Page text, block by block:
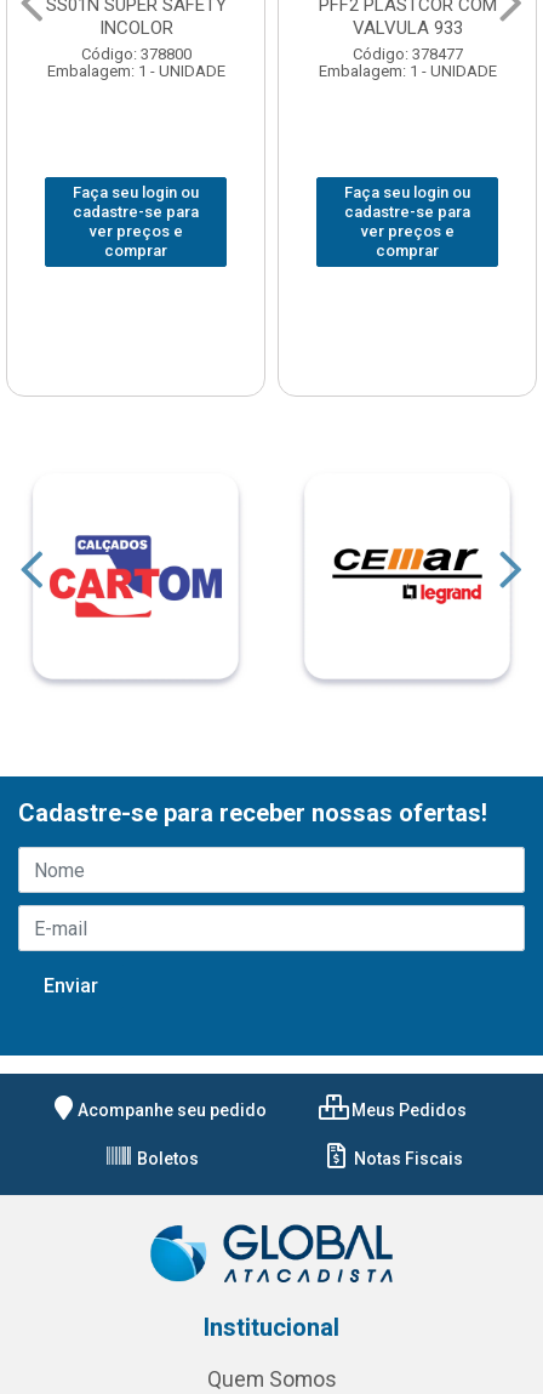
SS01N SUPER SAFETY
INCOLOR
Código: 378800
Embalagem: 1 - UNIDADE
Faça seu login ou
cadastre-se para
ver preços e
comprar
PFF2 PLASTCOR COM
VALVULA 933
Código: 378477
Embalagem: 1 - UNIDADE
Faça seu login ou
cadastre-se para
ver preços e
comprar
Cadastre-se para receber nossas ofertas!
Acompanhe seu pedido Meus Pedidos
Boletos Notas Fiscais
Institucional
Quem Somos